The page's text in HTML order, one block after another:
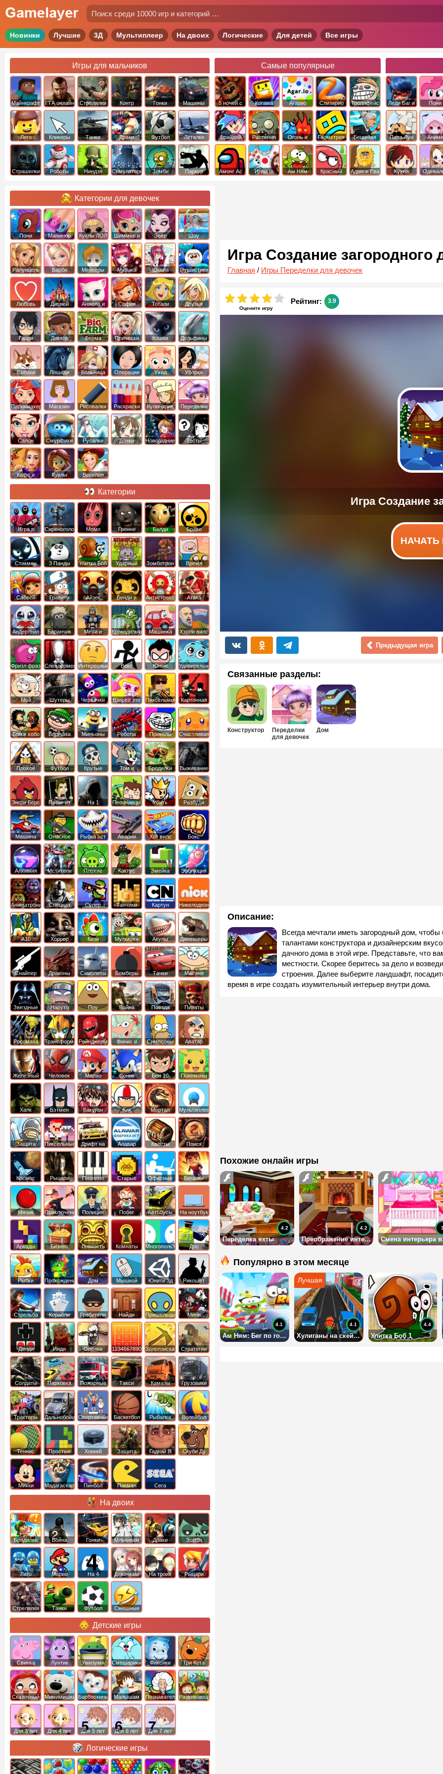
Новинки Лучшие 3Д Мультиплеер На двоих Логические Для детей Все игры
Игры для мальчиков
Майнкрафт ГТА онлайн Стрелялки
Контр
Страйк
Гонки Машины
Лего Кликеры Танки Драки Футбол Леталки
Страшилки Роботы Ниндзя Симуляторы Зомби Паркур
Самые популярные
5 ночей с
фредди
Когама Агарио Слизарио
Троллфейс
квест
Фрайдей
Найт
Фанкин
Растения
против
Зомби
Огонь и
Вода
Геометрия
Даш
Бешеная
бабка
сбежала из
психушки
Амонг Ас Игры Io Ам Ням
Красный
Адам и Ева
Леди Баг и
Супер Кот
Пони
Дружба
Папа Луи Аниме
Кухня
Игра Создание загородного
Главная / Игры Переделки для девочек
Оцените игру
Рейтинг: 3.9
НАЧАТЬ
Предыдущая игра
Связанные разделы:
Конструктор
Переделки
для девочек
Дом
Описание:
Всегда мечтали иметь загородный дом,
талантами конструктора и дизайнерским
дачного дома в этой игре. Представьте, что
местности. Скорее беритесь за дело и
строения. Далее выберите ландшафт,
время в игре создать изумительный интерьер внутри дома.
Похожие онлайн игры
Переделка яхты
4.2
Преображение интерьера дома
4.2
Популярно в этом месяце
Ам Ням: Бег по городу
4.1
Хулиганы на скейтах
4.1
Улитка Боб 1
4.4
Категории для девочек
Пони
креатор
Маникюр Куклы ЛОЛ
Шиммер и
Шайн
Эвер
Афтер Хай
Шоу
дельфинов
Рапунцель Барби Мейкеры Музыка Школа Пушистики
Любовь Дисней
Анжела и
том
София
Прекрасная
Тотали
Спайс
Друзья
ангелов
Гарри
Поттер
Доктор
Плюшева
Ферма Прически Кошки Дельфины
Собаки Лошади Больница Операции Уход Уборка
Парикмахер Магазин Рисовалки Раскраски Кулинария Переделки
Салон Смурфики Русалки Дочки Новогодние Тесты
Кафе и
Куклы
Веселая
Категории
Игра в
Кальмара
Сиреноголовый Момо Гренни Балди
Браво
Старс
Стикмен 3 Панды Улитка Боб
Ударный
отряд котят
Зомботрон
Время
Приключений
Сабвей
Серф
Гравити
Фолз
Айзек
Бенди и
Чернильная
машина
Антистресс
Атака
Титанов
Андертейл
Баранчик
Шон
Мечи и
Сандали
Крокодильчик
Свомпи
Машинка
Вилли
Хэппи вилс
Фризл фраз Слендермен Интересные Векс
Юные
титаны
вперед
Удивительный
мир
Гамбола
Мой
шумный
дом
Шутеры Червячки Взорви это
Пиксельная
война
Картонная
башка
Бомж хобо
Воришка
боб
Миньоны
Роботы
динозавры
Приколы
Счастливая
обезьянка
Плохое
мороженое
Футбол
головами
Крутые
Том и
джерри
Бродилки
Приключения
Выживание
Энгри Берс
Побег из
тюрьмы
На 1 Песочницы
Убить
короля
Разбуди
коробку
Машина
ест
машину
Опасное
оружие
Рыбка ест
рыбку
Аварии
машин
Хот вилс Бокс
Алхимия Мстители
Плохие
свинки
Кактус
маккой
Змейка Эволюция
Аниматроники Спецназ
Супер
бойцы
Танчики
Картун
нетворк
Никелодеон
А10 Хоррор Кизи Мультики Акулы Динозавры
Снайпер Драконы Самолеты Бомберы Тачки Масяня
Звездные
войны
Наруто Поу Война Поезда
Пираты
Карибского
Моря
Росомаха ТрансформерыРейнджеры
Самураи
Финис и
Ферб
Симпсоны
Аватар
легенда об
Аанге
Железный
человек
Человек
Паук
Марио Соник Бен 10 Покемоны
Халк Бэтмен Бакуган
Кик
Бутовский
Мортал
комбат
Мультиплеер
Защита
королевства
Пиксельные
Дрифт на
машинах
Алавар Квесты
Поиск
предметов
Космос Рыцари Пианино Старые Офисные Бегалки
Мячик Приключения Полиция Побег Автобусы На ноутбук
Аркады
Бизнес
симуляторы
Ловкость Комнаты Многопользовательские
Дпс
Рыбки Прохождение Дом Мышкой Юнити 3д Рикошет
Cтрельба
из лука
Корабли Грабители
Найди
выход
Пришельцы Мини
Денди Инди
Овечки
идут домой
1234567890 ЗолотоискательСтратегии
Солдаты
Парковка
машин
Пожарные
машины
Такси Камазы Грузовики
Тракторы ДальнобойщикиСпортивные Баскетбол Рыбалка Волейбол
Теннис Простые Хоккей
Защита
башни
Гадкий Я Скуби Ду
Микки
Мадагаскар Пинбол Пакман Сега
На двоих
Бродилки Война Гонки Мльчикам Драки Зомби
Лего Марио На 4 Девочкам На троих Рыцари
Стрелялки Танки Футбол Смешные
Детские игры
Свинка
Пеппа
Лунтик Умизуми Смешарики Фиксики Три Кота
Сказочный
патруль
Мимимишки Барбоскины Малышам ПознавательныеРазвивающие
Для 3 лет Для 4 лет Для 5 лет Для 6 лет Для 7 лет
Логические игры